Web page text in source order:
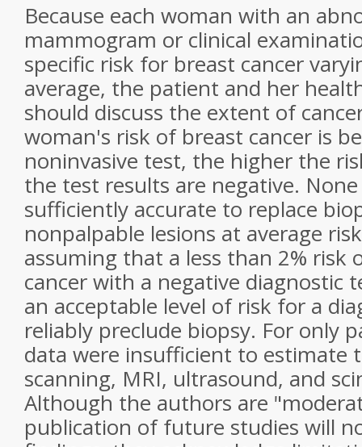
Because each woman with an
mammogram or clinical
specific risk for breast cancer
average, the patient and her
should discuss the extent of
woman's risk of breast cancer is
noninvasive test, the higher the
the test results are negative.
sufficiently accurate to replace
nonpalpable lesions at average
assuming that a less than 2% risk
cancer with a negative diagnostic
an acceptable level of risk for a
reliably preclude biopsy. For only
data were insufficient to estimate
scanning, MRI, ultrasound, and
Although the authors are
publication of future studies will